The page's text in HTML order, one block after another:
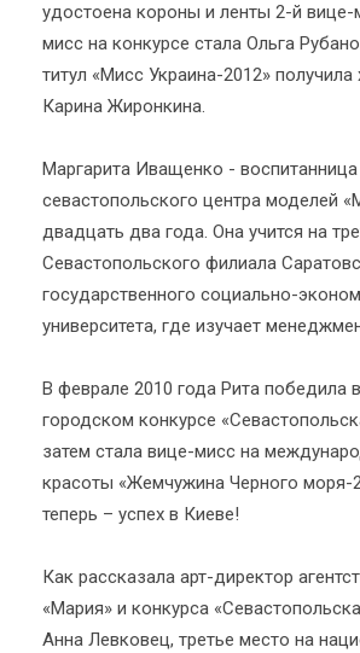
удостоена короны и ленты 2-й вице-
мисс на конкурсе стала Ольга
титул «Мисс Украина-2012» получила
Карина Жиронкина.
Маргарита Иващенко - воспитанница
севастопольского центра моделей
двадцать два года. Она учится на
Севастопольского филиала
государственного социально-
университета, где изучает
В феврале 2010 года Рита победила
городском конкурсе
затем стала вице-мисс на
красоты «Жемчужина Черного моря-
теперь – успех в Киеве!
Как рассказала арт-директор
«Мария» и конкурса
Анна Левковец, третье место на